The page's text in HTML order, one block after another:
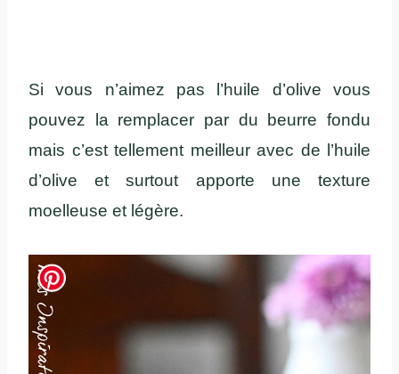
Si vous n’aimez pas l’huile d’olive vous
pouvez la remplacer par du beurre fondu
mais c’est tellement meilleur avec de l’huile
d’olive et surtout apporte une texture
moelleuse et légère.